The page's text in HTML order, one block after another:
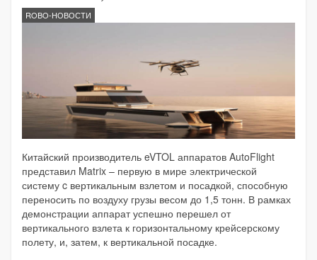
ROBO-НОВОСТИ
Китайский производитель eVTOL аппаратов AutoFlight
представил Matrix – первую в мире электрической
систему c вертикальным взлетом и посадкой, способную
переносить по воздуху грузы весом до 1,5 тонн. В рамках
демонстрации аппарат успешно перешел от
вертикального взлета к горизонтальному крейсерскому
полету, и, затем, к вертикальной посадке.